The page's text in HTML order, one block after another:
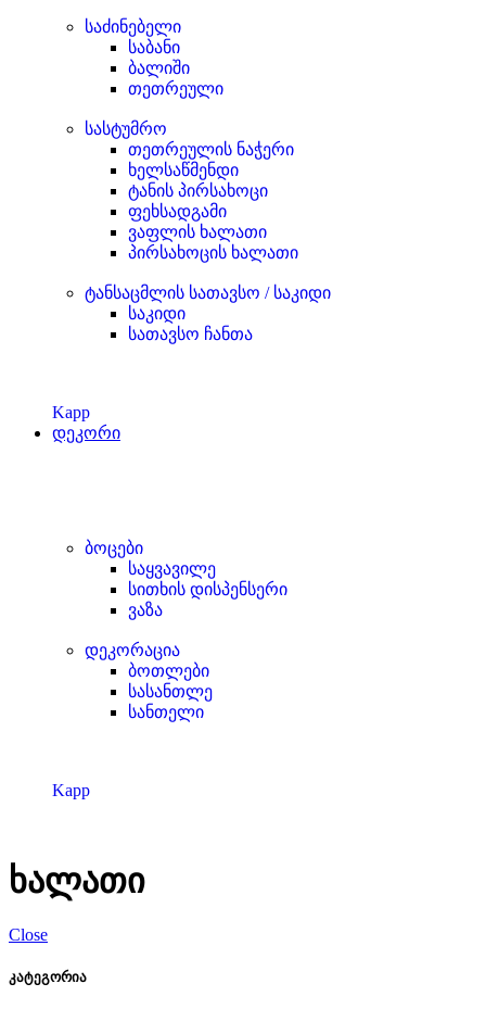
საძინებელი
საბანი
ბალიში
თეთრეული
სასტუმრო
თეთრეულის ნაჭერი
ხელსაწმენდი
ტანის პირსახოცი
ფეხსადგამი
ვაფლის ხალათი
პირსახოცის ხალათი
ტანსაცმლის სათავსო / საკიდი
საკიდი
სათავსო ჩანთა
Kapp
დეკორი
ბოცები
საყვავილე
სითხის დისპენსერი
ვაზა
დეკორაცია
ბოთლები
სასანთლე
სანთელი
Kapp
ხალათი
Close
კატეგორია